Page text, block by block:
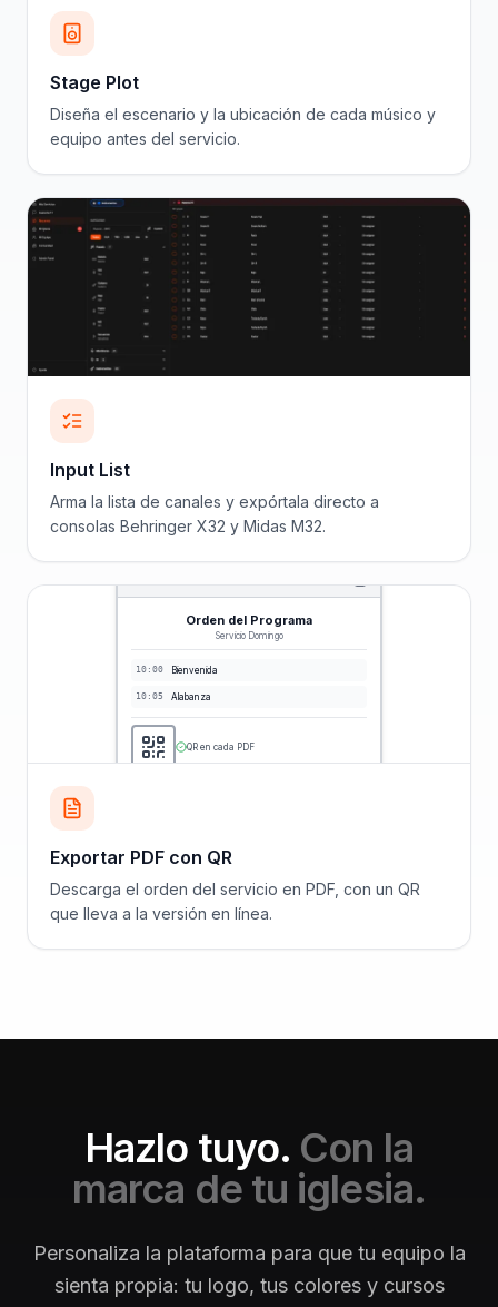
Stage Plot
Diseña el escenario y la ubicación de cada músico y
equipo antes del servicio.
Input List
Arma la lista de canales y expórtala directo a
consolas Behringer X32 y Midas M32.
Orden del Programa
Servicio Domingo
10:00 Bienvenida
10:05 Alabanza
QR en cada PDF
Exportar PDF con QR
Descarga el orden del servicio en PDF, con un QR
que lleva a la versión en línea.
Hazlo tuyo. Con la
marca de tu iglesia.
Personaliza la plataforma para que tu equipo la
sienta propia: tu logo, tus colores y cursos